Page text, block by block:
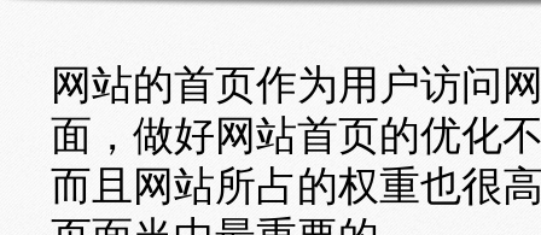
网站的首页作为用户访问
面，做好网站首页的优化
而且网站所占的权重也很